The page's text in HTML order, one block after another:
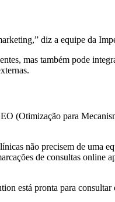
diz a equipe da
mas também pode
(Otimização para
não precisem de
de consultas
está pronta para